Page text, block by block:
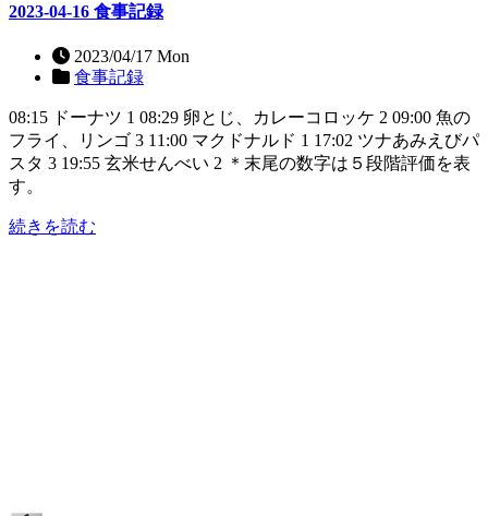
2023-04-16 食事記録
2023/04/17 Mon
食事記録
08:15 ドーナツ 1 08:29 卵とじ、カレーコロッケ 2 09:00 魚の
フライ、リンゴ 3 11:00 マクドナルド 1 17:02 ツナあみえびパ
スタ 3 19:55 玄米せんべい 2 ＊末尾の数字は５段階評価を表
す。
続きを読む